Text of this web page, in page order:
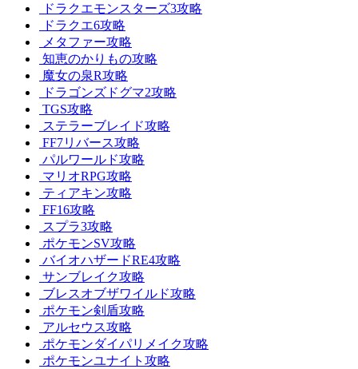
ドラクエモンスターズ3攻略
ドラクエ6攻略
メタファー攻略
知恵のかりもの攻略
魔女の泉R攻略
ドラゴンズドグマ2攻略
TGS攻略
ステラーブレイド攻略
FF7リバース攻略
パルワールド攻略
マリオRPG攻略
ティアキン攻略
FF16攻略
スプラ3攻略
ポケモンSV攻略
バイオハザードRE4攻略
サンブレイク攻略
ブレスオブザワイルド攻略
ポケモン剣盾攻略
アルセウス攻略
ポケモンダイパリメイク攻略
ポケモンユナイト攻略